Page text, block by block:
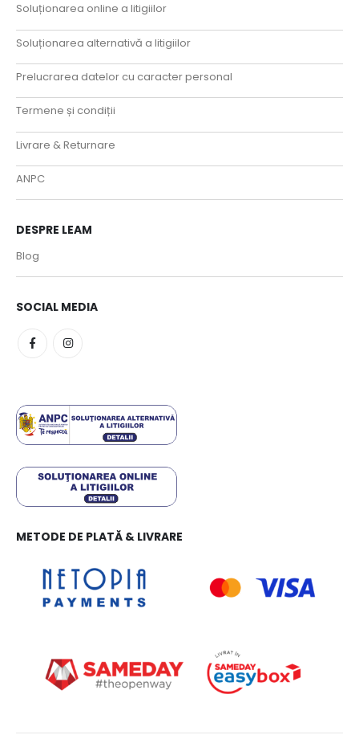
Soluționarea online a litigiilor
Soluționarea alternativă a litigiilor
Prelucrarea datelor cu caracter personal
Termene și condiții
Livrare & Returnare
ANPC
DESPRE LEAM
Blog
SOCIAL MEDIA
METODE DE PLATĂ & LIVRARE